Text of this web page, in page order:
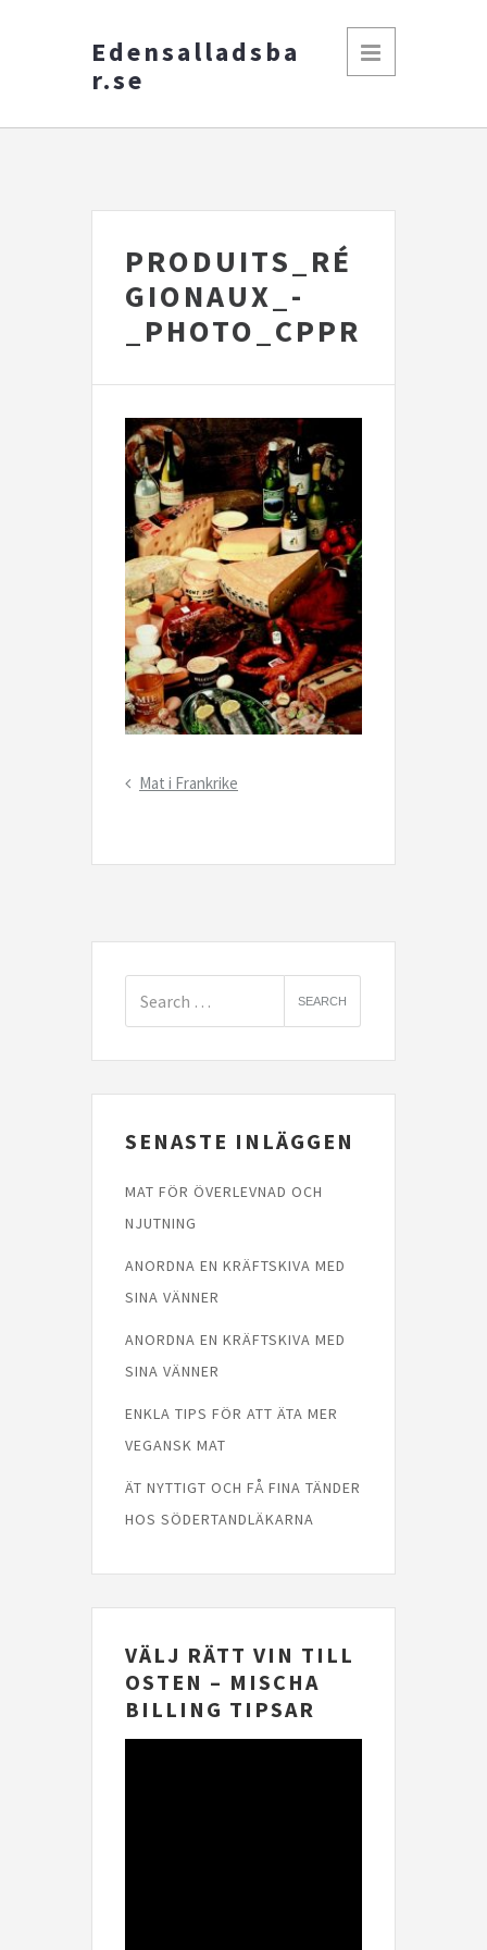
Edensalladsba
r.se
PRODUITS_RÉ
GIONAUX_-
_PHOTO_CPPR
Inläggsnavigering
Previous
Mat i Frankrike
SENASTE INLÄGGEN
MAT FÖR ÖVERLEVNAD OCH
NJUTNING
ANORDNA EN KRÄFTSKIVA MED
SINA VÄNNER
ANORDNA EN KRÄFTSKIVA MED
SINA VÄNNER
ENKLA TIPS FÖR ATT ÄTA MER
VEGANSK MAT
ÄT NYTTIGT OCH FÅ FINA TÄNDER
HOS SÖDERTANDLÄKARNA
VÄLJ RÄTT VIN TILL
OSTEN – MISCHA
BILLING TIPSAR